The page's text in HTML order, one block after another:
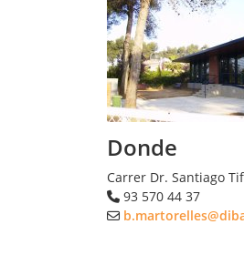
Donde
Carrer Dr. Santiago
93 570 44 37